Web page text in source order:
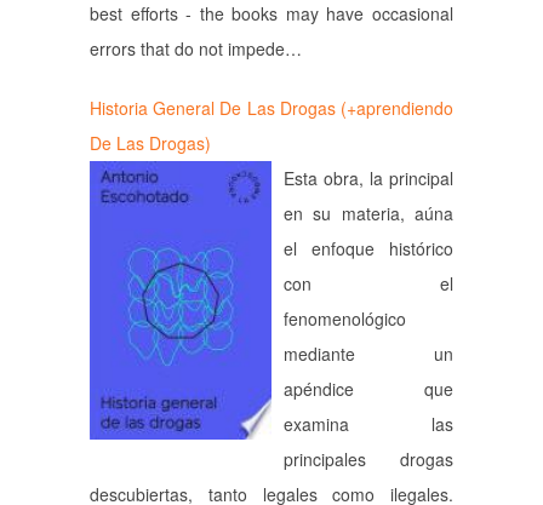
best efforts - the books may have occasional
errors that do not impede…
Historia General De Las Drogas (+aprendiendo
De Las Drogas)
Esta obra, la principal
en su materia, aúna
el enfoque histórico
con el
fenomenológico
mediante un
apéndice que
examina las
principales drogas
descubiertas, tanto legales como ilegales.